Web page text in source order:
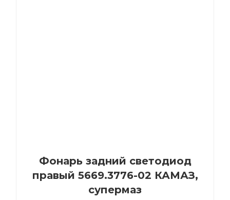
Фонарь задний светодиод
правый 5669.3776-02 КАМАЗ,
супермаз